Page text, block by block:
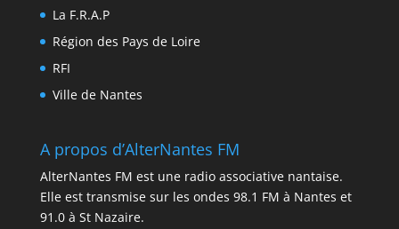
La F.R.A.P
Région des Pays de Loire
RFI
Ville de Nantes
A propos d’AlterNantes FM
AlterNantes FM est une radio associative nantaise.
Elle est transmise sur les ondes 98.1 FM à Nantes et
91.0 à St Nazaire.